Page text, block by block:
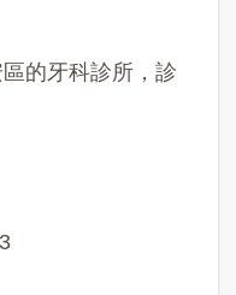
的牙科診所，診